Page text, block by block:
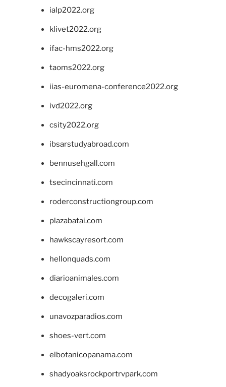
ialp2022.org
klivet2022.org
ifac-hms2022.org
taoms2022.org
iias-euromena-conference2022.org
ivd2022.org
csity2022.org
ibsarstudyabroad.com
bennusehgall.com
tsecincinnati.com
roderconstructiongroup.com
plazabatai.com
hawkscayresort.com
hellonquads.com
diarioanimales.com
decogaleri.com
unavozparadios.com
shoes-vert.com
elbotanicopanama.com
shadyoaksrockportrvpark.com